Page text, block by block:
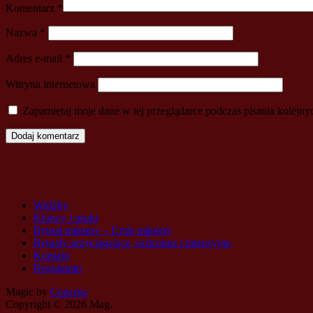
Komentarz *
Nazwa *
Adres e-mail *
Witryna internetowa
Zapamiętaj moje dane w tej przeglądarce podczas pisania
Wróżby
Klątwy i uroki
Rytuał miłosny – Urok miłosny
Rytuały przyciągające, ochronne i intencyjne
Kontakt
Regulamin
Magic by Concrea
Copyright © 2026 Mag.